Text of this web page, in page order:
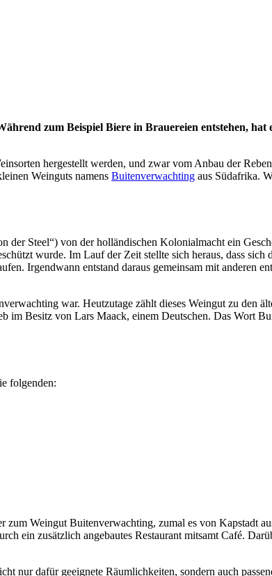
zum Beispiel Biere in Brauereien entstehen, hat
hergestellt werden, und zwar vom Anbau der
Weinguts namens Buitenverwachting aus Südafrika.
der Steel“) von der holländischen Kolonialmacht ein
wurde. Im Lauf der Zeit stellte sich heraus, dass sich
Irgendwann entstand daraus gemeinsam mit anderen
war. Heutzutage zählt dieses Weingut zu den
im Besitz von Lars Maack, einem Deutschen. Das Wort
folgenden:
Weingut Buitenverwachting, zumal es von Kapstadt
ein zusätzlich angebautes Restaurant mitsamt Café.
nur dafür geeignete Räumlichkeiten, sondern auch